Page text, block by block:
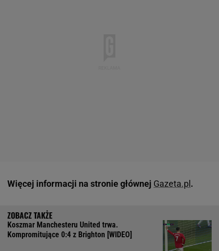
Więcej informacji na stronie głównej Gazeta.pl .
Koszmar Manchesteru United trwa.
Kompromitujące 0:4 z Brighton [WIDEO]